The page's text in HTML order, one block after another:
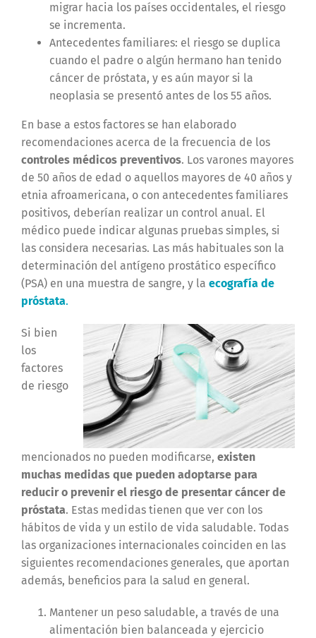
migrar hacia los países occidentales, el riesgo
se incrementa.
Antecedentes familiares: el riesgo se duplica
cuando el padre o algún hermano han tenido
cáncer de próstata, y es aún mayor si la
neoplasia se presentó antes de los 55 años.
En base a estos factores se han elaborado
recomendaciones acerca de la frecuencia de los
controles médicos preventivos. Los varones mayores
de 50 años de edad o aquellos mayores de 40 años y
etnia afroamericana, o con antecedentes familiares
positivos, deberían realizar un control anual. El
médico puede indicar algunas pruebas simples, si
las considera necesarias. Las más habituales son la
determinación del antígeno prostático específico
(PSA) en una muestra de sangre, y la ecografía de
próstata.
Si bien
los
factores
de riesgo
mencionados no pueden modificarse, existen
muchas medidas que pueden adoptarse para
reducir o prevenir el riesgo de presentar cáncer de
próstata. Estas medidas tienen que ver con los
hábitos de vida y un estilo de vida saludable. Todas
las organizaciones internacionales coinciden en las
siguientes recomendaciones generales, que aportan
además, beneficios para la salud en general.
Mantener un peso saludable, a través de una
alimentación bien balanceada y ejercicio